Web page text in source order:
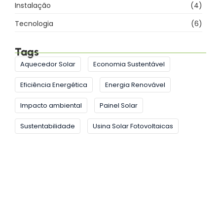
Instalação
(4)
Tecnologia
(6)
Tags
Aquecedor Solar Economia Sustentável
Eficiência Energética Energia Renovável
Impacto ambiental Painel Solar
Sustentabilidade Usina Solar Fotovoltaicas